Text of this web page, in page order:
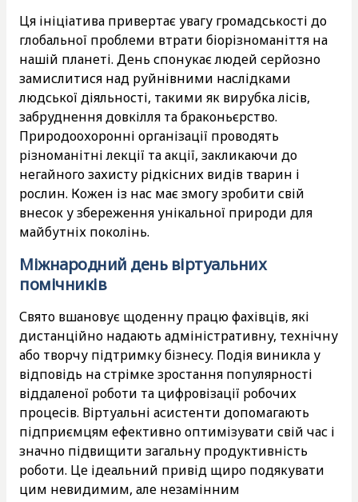
Ця ініціатива привертає увагу громадськості до
глобальної проблеми втрати біорізноманіття на
нашій планеті. День спонукає людей серйозно
замислитися над руйнівними наслідками
людської діяльності, такими як вирубка лісів,
забруднення довкілля та браконьєрство.
Природоохоронні організації проводять
різноманітні лекції та акції, закликаючи до
негайного захисту рідкісних видів тварин і
рослин. Кожен із нас має змогу зробити свій
внесок у збереження унікальної природи для
майбутніх поколінь.
Міжнародний день віртуальних
помічників
Свято вшановує щоденну працю фахівців, які
дистанційно надають адміністративну, технічну
або творчу підтримку бізнесу. Подія виникла у
відповідь на стрімке зростання популярності
віддаленої роботи та цифровізації робочих
процесів. Віртуальні асистенти допомагають
підприємцям ефективно оптимізувати свій час і
значно підвищити загальну продуктивність
роботи. Це ідеальний привід щиро подякувати
цим невидимим, але незамінним